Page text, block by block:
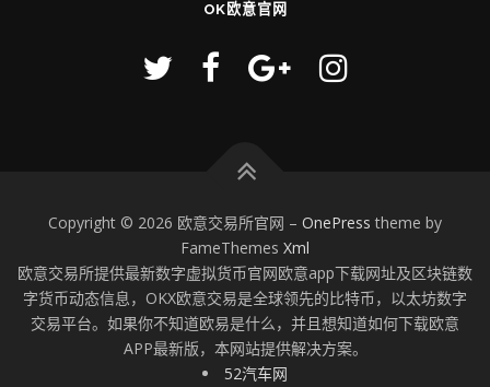
OK欧意官网
Copyright © 2026 欧意交易所官网 – OnePress theme by
FameThemes Xml
欧意交易所提供最新数字虚拟货币官网欧意app下载网址及区块链数
字货币动态信息，OKX欧意交易是全球领先的比特币，以太坊数字
交易平台。如果你不知道欧易是什么，并且想知道如何下载欧意
APP最新版，本网站提供解决方案。
52汽车网